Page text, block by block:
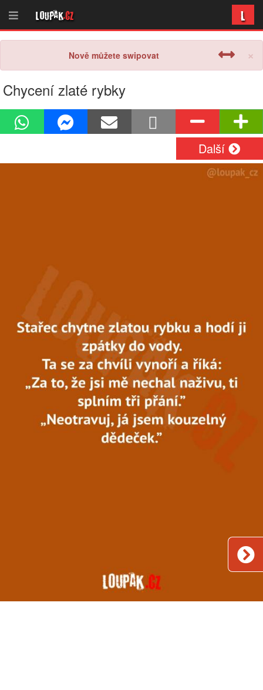
Loupak.cz L
×
Nově můžete swipovat
Chycení zlaté rybky
Další